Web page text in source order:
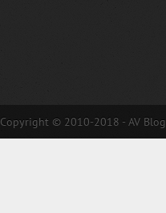
Copyright © 2010-2018 - AV Blog